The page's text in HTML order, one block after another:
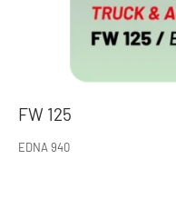
FW 125
EDNA 940